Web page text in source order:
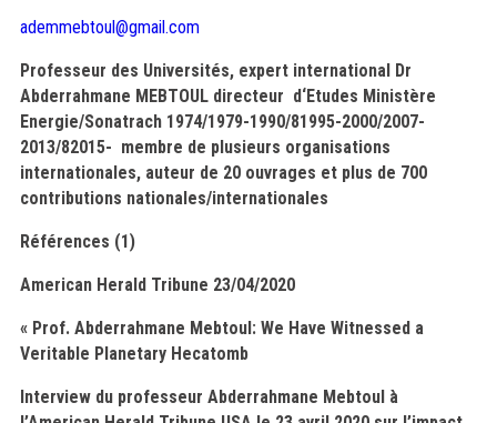
ademmebtoul@gmail.com
Professeur des Universités, expert international Dr
Abderrahmane MEBTOUL directeur d‘Etudes Ministère
Energie/Sonatrach 1974/1979-1990/81995-2000/2007-
2013/82015- membre de plusieurs organisations
internationales, auteur de 20 ouvrages et plus de 700
contributions nationales/internationales
Références (1)
American Herald Tribune 23/04/2020
« Prof. Abderrahmane Mebtoul: We Have Witnessed a
Veritable Planetary Hecatomb
Interview du professeur Abderrahmane Mebtoul à